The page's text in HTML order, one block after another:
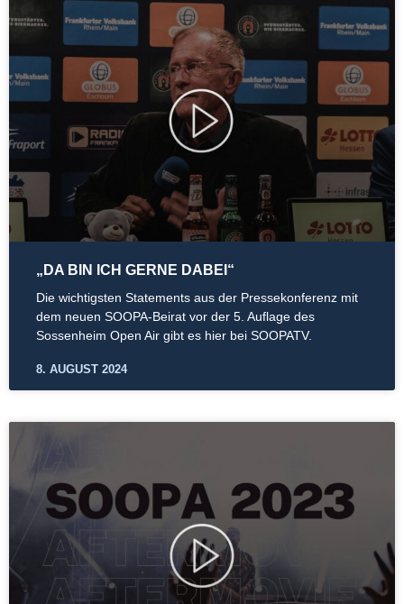
„DA BIN ICH GERNE DABEI“
Die wichtigsten Statements aus der Pressekonferenz mit
dem neuen SOOPA-Beirat vor der 5. Auflage des
Sossenheim Open Air gibt es hier bei SOOPATV.
8. AUGUST 2024